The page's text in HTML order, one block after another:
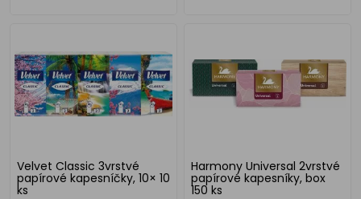
Velvet Classic 3vrstvé
papírové kapesníčky, 10× 10
ks
Harmony Universal 2vrstvé
papírové kapesníky, box
150 ks